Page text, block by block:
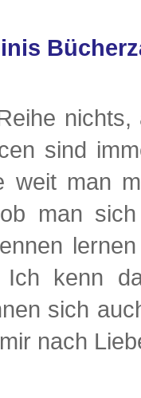
sind
weit man
man
kenn
sich
nach